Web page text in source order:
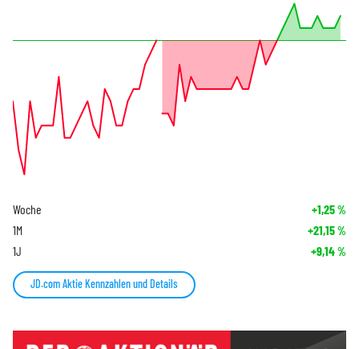
Woche +1,25%
1M +21,15%
1J +9,14%
JD.com Aktie Kennzahlen und Details